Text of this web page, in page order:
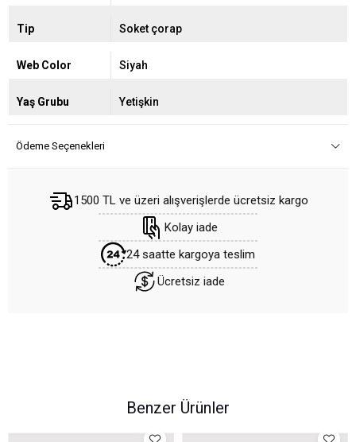
Tip Soket çorap
Web Color Siyah
Yaş Grubu Yetişkin
Ödeme Seçenekleri
1500 TL ve üzeri alışverişlerde ücretsiz kargo
Kolay iade
24 saatte kargoya teslim
Ücretsiz iade
Benzer Ürünler